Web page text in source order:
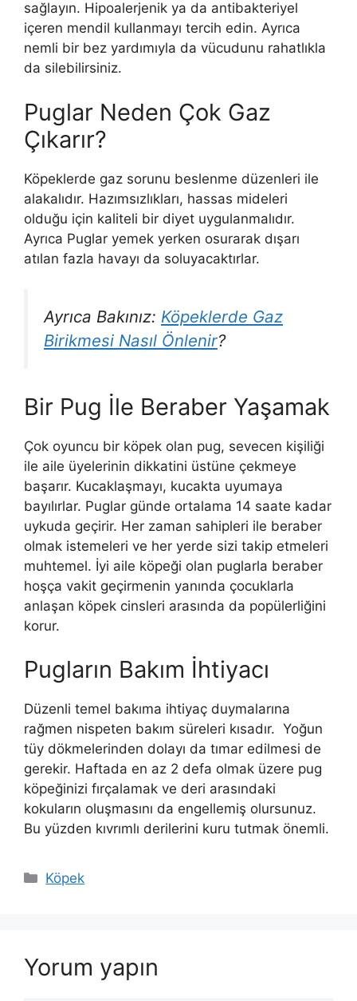
sağlayın. Hipoalerjenik ya da antibakteriyel
içeren mendil kullanmayı tercih edin. Ayrıca
nemli bir bez yardımıyla da vücudunu rahatlıkla
da silebilirsiniz.
Puglar Neden Çok Gaz
Çıkarır?
Köpeklerde gaz sorunu beslenme düzenleri ile
alakalıdır. Hazımsızlıkları, hassas mideleri
olduğu için kaliteli bir diyet uygulanmalıdır.
Ayrıca Puglar yemek yerken osurarak dışarı
atılan fazla havayı da soluyacaktırlar.
Ayrıca Bakınız: Köpeklerde Gaz
Birikmesi Nasıl Önlenir?
Bir Pug İle Beraber Yaşamak
Çok oyuncu bir köpek olan pug, sevecen kişiliği
ile aile üyelerinin dikkatini üstüne çekmeye
başarır. Kucaklaşmayı, kucakta uyumaya
bayılırlar. Puglar günde ortalama 14 saate kadar
uykuda geçirir. Her zaman sahipleri ile beraber
olmak istemeleri ve her yerde sizi takip etmeleri
muhtemel. İyi aile köpeği olan puglarla beraber
hoşça vakit geçirmenin yanında çocuklarla
anlaşan köpek cinsleri arasında da popülerliğini
korur.
Pugların Bakım İhtiyacı
Düzenli temel bakıma ihtiyaç duymalarına
rağmen nispeten bakım süreleri kısadır. Yoğun
tüy dökmelerinden dolayı da tımar edilmesi de
gerekir. Haftada en az 2 defa olmak üzere pug
köpeğinizi fırçalamak ve deri arasındaki
kokuların oluşmasını da engellemiş olursunuz.
Bu yüzden kıvrımlı derilerini kuru tutmak önemli.
Kategoriler
Köpek
Yorum yapın